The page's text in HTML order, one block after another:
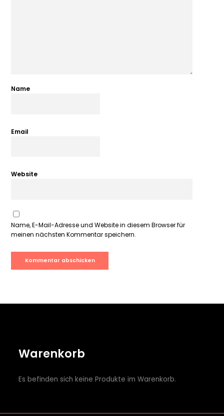
Name
Email
Website
Name, E-Mail-Adresse und Website in diesem Browser für
meinen nächsten Kommentar speichern.
Warenkorb
Es befinden sich keine Produkte im Warenkorb.